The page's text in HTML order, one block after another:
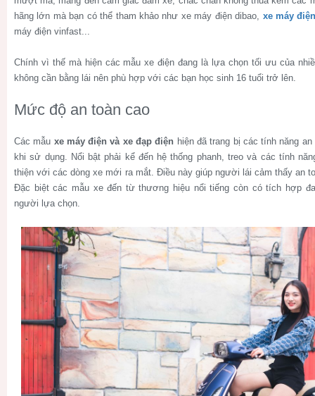
hãng lớn mà bạn có thể tham khảo như xe máy điện dibao, xe máy
máy điện vinfast...
Chính vì thế mà hiện các mẫu xe điện đang là lựa chọn tối ưu của
không cần bằng lái nên phù hợp với các bạn học sinh 16 tuổi trở lên.
Mức độ an toàn cao
Các mẫu xe máy điện và xe đạp điện hiện đã trang bị các tính năng
khi sử dụng. Nổi bật phải kể đến hệ thống phanh, treo và các tính
thiện với các dòng xe mới ra mắt. Điều này giúp người lái cảm thấy an
Đặc biệt các mẫu xe đến từ thương hiệu nổi tiếng còn có tích hợp
người lựa chọn.